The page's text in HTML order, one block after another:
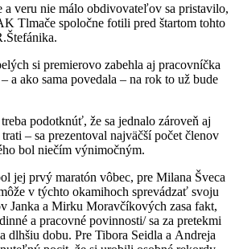
veru nie málo obdivovateľov sa pristavilo,
Tlmače spoločne fotili pred štartom tohto
si premierovo zabehla aj pracovníčka
a ako sama povedala – na rok to už bude
podotknúť, že sa jednalo zároveň aj
– sa prezentoval najväčší počet členov
bol niečím výnimočným.
jej prvý maratón vôbec, pre Milana Šveca
v týchto okamihoch sprevádzať svoju
Janka a Mirku Moravčíkových zasa fakt,
a pracovné povinnosti/ sa za pretekmi
dlhšiu dobu. Pre Tibora Seidla a Andreja